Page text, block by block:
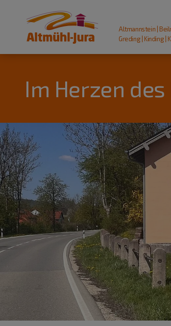
Altmannstein |
Greding | Kinding
Im Herzen des